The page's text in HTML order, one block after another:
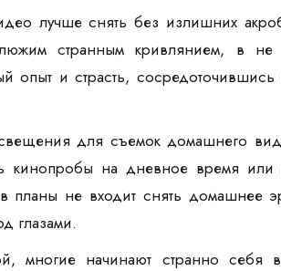
лучше снять без излишних
странным кривлянием, в не
опыт и страсть,
для съемок домашнего
кинопробы на дневное время
планы не входит снять домашнее
глазами.
начинают странно себя